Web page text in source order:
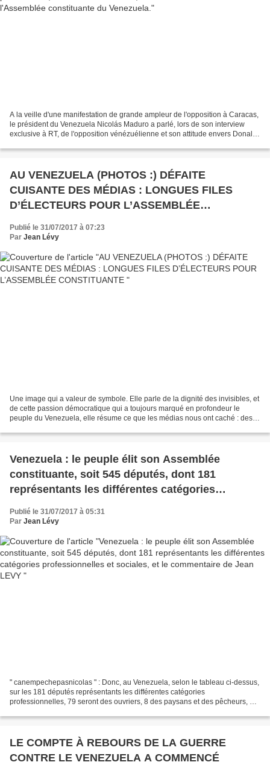
A la veille d'une manifestation de grande ampleur de l'opposition à Caracas,
le président du Venezuela Nicolás Maduro a parlé, lors de son interview
exclusive à RT, de l'opposition vénézuélienne et son attitude envers Donald
AU VENEZUELA (PHOTOS :) DÉFAITE
CUISANTE DES MÉDIAS : LONGUES FILES
D’ÉLECTEURS POUR L’ASSEMBLÉE
CONSTITUANTE
Publié le 31/07/2017 à 07:23
Par Jean Lévy
Une image qui a valeur de symbole. Elle parle de la dignité des invisibles, et
de cette passion démocratique qui a toujours marqué en profondeur le
peuple du Venezuela, elle résume ce que les médias nous ont caché : des
Venezuela : le peuple élit son Assemblée
constituante, soit 545 députés, dont 181
représentants les différentes catégories
de Jean LEVY
Publié le 31/07/2017 à 05:31
Par Jean Lévy
" canempechepasnicolas " : Donc, au Venezuela, selon le tableau ci-dessus,
sur les 181 députés représentants les différentes catégories
professionnelles, 79 seront des ouvriers, 8 des paysans et des pêcheurs, 5
LE COMPTE À REBOURS DE LA GUERRE
CONTRE LE VENEZUELA A COMMENCÉ